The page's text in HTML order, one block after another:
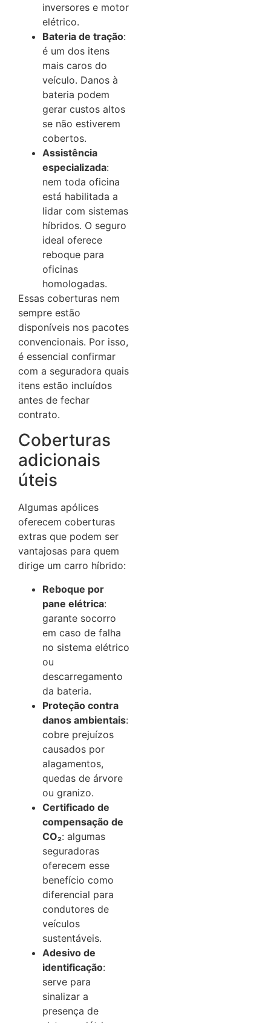
inversores e motor
elétrico.
Bateria de tração:
é um dos itens
mais caros do
veículo. Danos à
bateria podem
gerar custos altos
se não estiverem
cobertos.
Assistência
especializada:
nem toda oficina
está habilitada a
lidar com sistemas
híbridos. O seguro
ideal oferece
reboque para
oficinas
homologadas.
Essas coberturas nem
sempre estão
disponíveis nos pacotes
convencionais. Por isso,
é essencial confirmar
com a seguradora quais
itens estão incluídos
antes de fechar
contrato.
Coberturas
adicionais
úteis
Algumas apólices
oferecem coberturas
extras que podem ser
vantajosas para quem
dirige um carro híbrido:
Reboque por
pane elétrica:
garante socorro
em caso de falha
no sistema elétrico
ou
descarregamento
da bateria.
Proteção contra
danos ambientais:
cobre prejuízos
causados por
alagamentos,
quedas de árvore
ou granizo.
Certificado de
compensação de
CO₂: algumas
seguradoras
oferecem esse
benefício como
diferencial para
condutores de
veículos
sustentáveis.
Adesivo de
identificação:
serve para
sinalizar a
presença de